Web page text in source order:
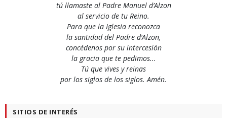
tú llamaste al Padre Manuel d’Alzon
al servicio de tu Reino.
Para que la Iglesia reconozca
la santidad del Padre d’Alzon,
concédenos por su intercesión
la gracia que te pedimos...
Tú que vives y reinas
por los siglos de los siglos. Amén.
SITIOS DE INTERÉS